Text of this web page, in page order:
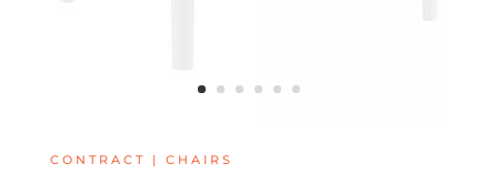
CONTRACT | CHAIRS